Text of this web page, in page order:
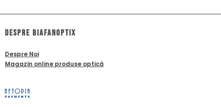
dESPRE biafanoptix
Despre Noi
Magazin online produse optică